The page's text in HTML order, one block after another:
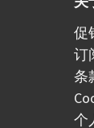
促
订
条
个